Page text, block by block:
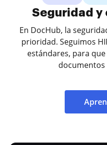
Seguridad y
En DocHub, la
prioridad. Seguimos
estándares, para
documentos